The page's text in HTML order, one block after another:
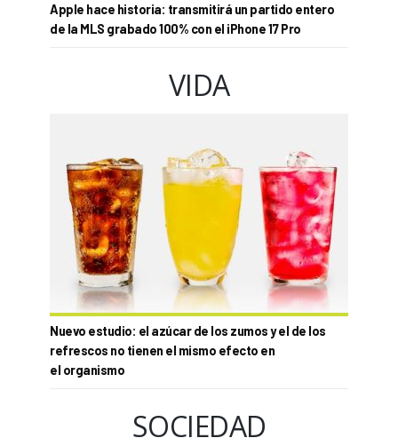
Apple hace historia: transmitirá un partido entero
de la MLS grabado 100% con el iPhone 17 Pro
VIDA
Nuevo estudio: el azúcar de los zumos y el de los
refrescos no tienen el mismo efecto en
el organismo
SOCIEDAD